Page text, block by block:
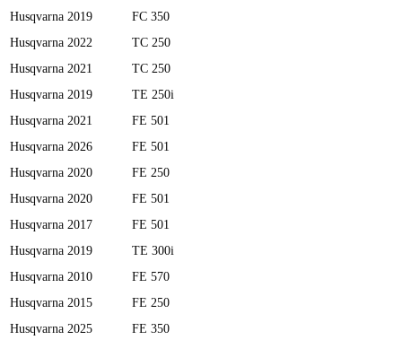
Husqvarna 2019
FC 350
Husqvarna 2022
TC 250
Husqvarna 2021
TC 250
Husqvarna 2019
TE 250i
Husqvarna 2021
FE 501
Husqvarna 2026
FE 501
Husqvarna 2020
FE 250
Husqvarna 2020
FE 501
Husqvarna 2017
FE 501
Husqvarna 2019
TE 300i
Husqvarna 2010
FE 570
Husqvarna 2015
FE 250
Husqvarna 2025
FE 350